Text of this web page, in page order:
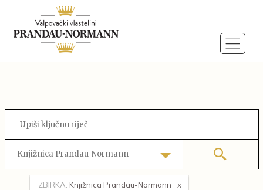
Knjižnica Prandau-Normann
ZBIRKA: Knjižnica Prandau-Normann